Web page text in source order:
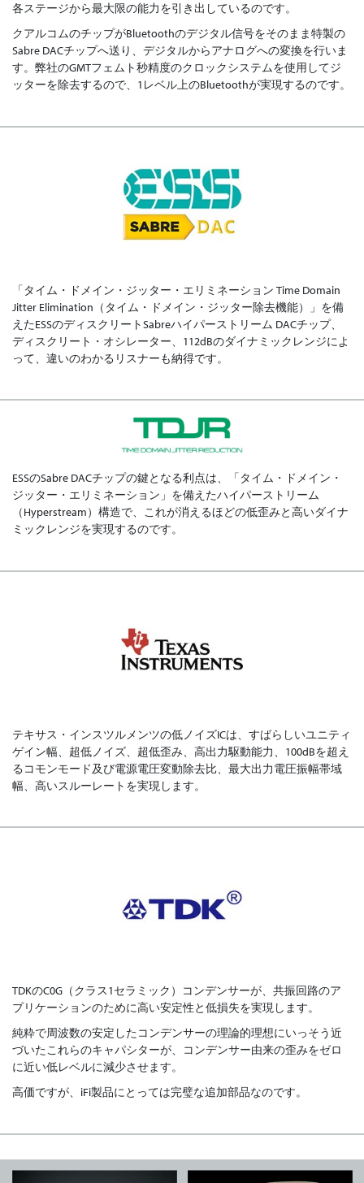
各ステージから最大限の能力を引き出しているのです。
クアルコムのチップがBluetoothのデジタル信号をそのまま特製の
Sabre DACチップへ送り、デジタルからアナログへの変換を行いま
す。弊社のGMTフェムト秒精度のクロックシステムを使用してジ
ッターを除去するので、1レベル上のBluetoothが実現するのです。
「タイム・ドメイン・ジッター・エリミネーション Time Domain
Jitter Elimination（タイム・ドメイン・ジッター除去機能）」を備
えたESSのディスクリートSabreハイパーストリーム DACチップ、
ディスクリート・オシレーター、112dBのダイナミックレンジによ
って、違いのわかるリスナーも納得です。
ESSのSabre DACチップの鍵となる利点は、「タイム・ドメイン・
ジッター・エリミネーション」を備えたハイパーストリーム
（Hyperstream）構造で、これが消えるほどの低歪みと高いダイナ
ミックレンジを実現するのです。
テキサス・インスツルメンツの低ノイズICは、すばらしいユニティ
ゲイン幅、超低ノイズ、超低歪み、高出力駆動能力、100dBを超え
るコモンモード及び電源電圧変動除去比、最大出力電圧振幅帯域
幅、高いスルーレートを実現します。
TDKのC0G（クラス1セラミック）コンデンサーが、共振回路のア
プリケーションのために高い安定性と低損失を実現します。
純粋で周波数の安定したコンデンサーの理論的理想にいっそう近
づいたこれらのキャパシターが、コンデンサー由来の歪みをゼロ
に近い低レベルに減少させます。
高価ですが、iFi製品にとっては完璧な追加部品なのです。